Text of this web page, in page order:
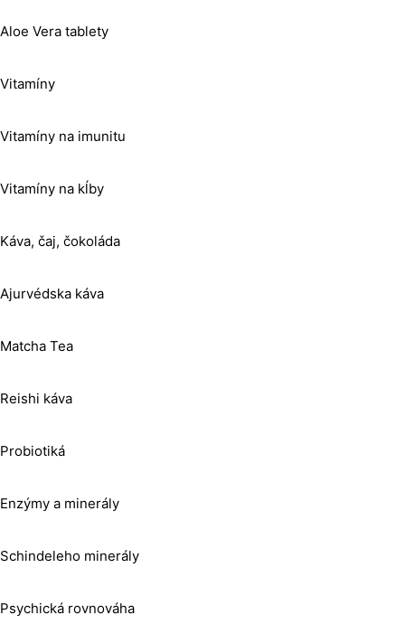
Aloe Vera tablety
Vitamíny
Vitamíny na imunitu
Vitamíny na kĺby
Káva, čaj, čokoláda
Ajurvédska káva
Matcha Tea
Reishi káva
Probiotiká
Enzýmy a minerály
Schindeleho minerály
Psychická rovnováha